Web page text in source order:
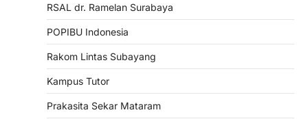
RSAL dr. Ramelan Surabaya
POPIBU Indonesia
Rakom Lintas Subayang
Kampus Tutor
Prakasita Sekar Mataram